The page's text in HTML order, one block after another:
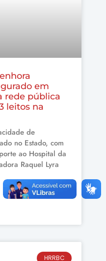
em
rede pública
leitos na
de
no Estado, com
ao Hospital da
Raquel Lyra
HRRBC